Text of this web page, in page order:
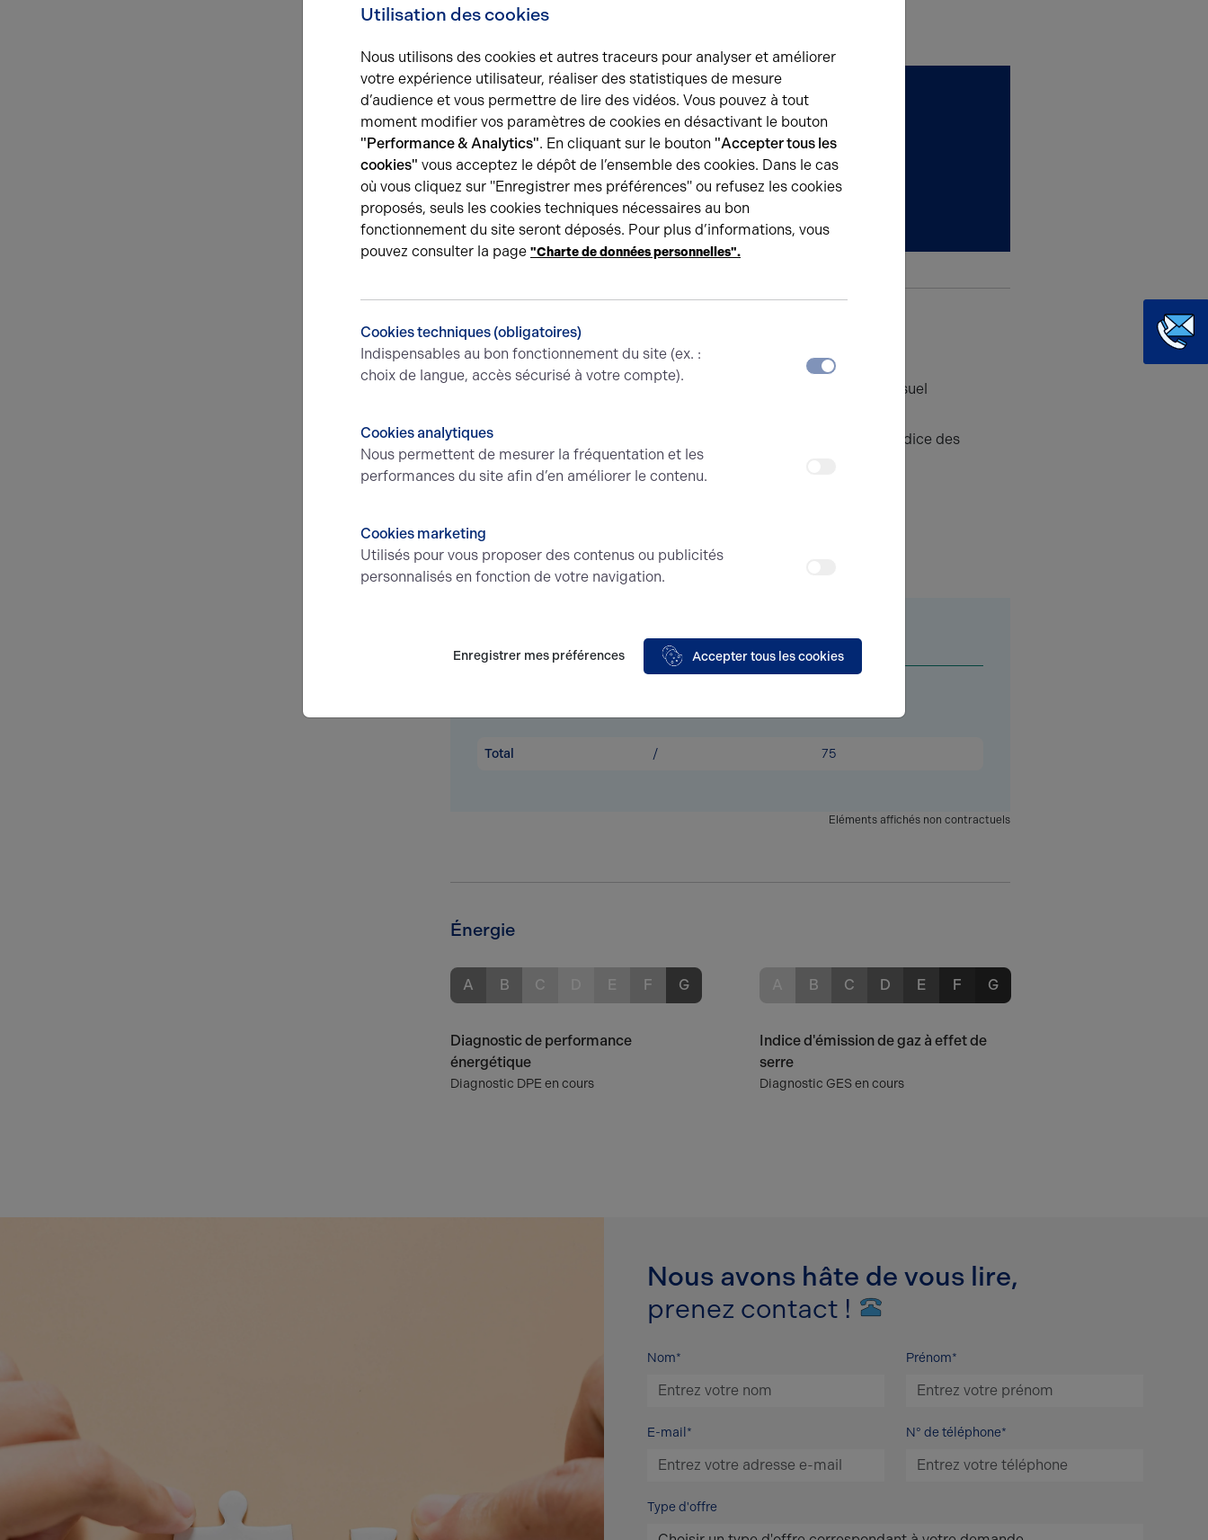
gratuit à proximité
Une question ?
accompagne le long de votre recherche.
Demander plus d'informations
Conditions financières et dispositions
Mensuel
Dépôt de garantie
HT/HC
ILC Indice des
annuel en principal HT / HC à la
charge du preneur
Type Surface
Total / 75
Eléments affichés non contractuels
Énergie
A B C E F G
Diagnostic de performance
énergétique
Diagnostic DPE en cours
B C D E F G
Indice d'émission de gaz à effet de
serre
Diagnostic GES en cours
Nous avons hâte de vous lire,
prenez contact !
Nom* Prénom*
E-mail* N° de téléphone*
Type d'offre
Utilisation des cookies
Nous utilisons des cookies et autres traceurs pour analyser et améliorer
votre expérience utilisateur, réaliser des statistiques de mesure
d’audience et vous permettre de lire des vidéos. Vous pouvez à tout
moment modifier vos paramètres de cookies en désactivant le bouton
"Performance & Analytics". En cliquant sur le bouton "Accepter tous les
cookies" vous acceptez le dépôt de l’ensemble des cookies. Dans le cas
où vous cliquez sur "Enregistrer mes préférences" ou refusez les cookies
proposés, seuls les cookies techniques nécessaires au bon
fonctionnement du site seront déposés. Pour plus d’informations, vous
pouvez consulter la page "Charte de données personnelles".
Cookies techniques (obligatoires)
Indispensables au bon fonctionnement du site (ex. :
choix de langue, accès sécurisé à votre compte).
Cookies analytiques
Nous permettent de mesurer la fréquentation et les
performances du site afin d’en améliorer le contenu.
Cookies marketing
Utilisés pour vous proposer des contenus ou publicités
personnalisés en fonction de votre navigation.
Enregistrer mes préférences Accepter tous les cookies